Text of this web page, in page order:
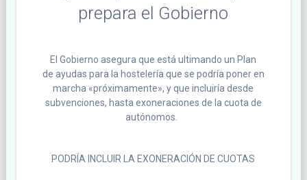
prepara el Gobierno
El Gobierno asegura que está ultimando un Plan
de ayudas para la hostelería que se podría poner en
marcha «próximamente», y que incluiría desde
subvenciones, hasta exoneraciones de la cuota de
autónomos.
PODRÍA INCLUIR LA EXONERACIÓN DE CUOTAS